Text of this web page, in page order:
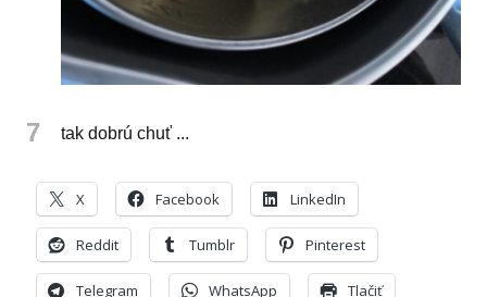
7 tak dobrú chuť ...
X Facebook LinkedIn
Reddit Tumblr Pinterest
Telegram WhatsApp Tlačiť